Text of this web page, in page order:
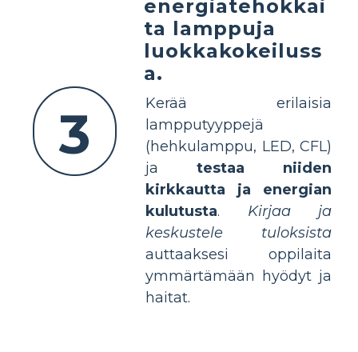
3
energiatehokkai
ta lamppuja
luokkakokeiluss
a.
Kerää erilaisia
lampputyyppejä
(hehkulamppu, LED, CFL)
ja testaa niiden
kirkkautta ja energian
kulutusta. Kirjaa ja
keskustele tuloksista
auttaaksesi oppilaita
ymmärtämään hyödyt ja
haitat.